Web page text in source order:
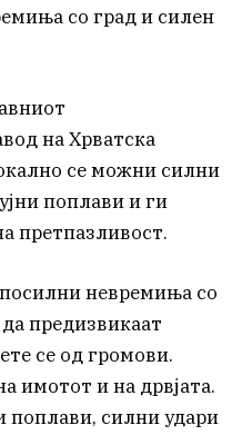
со град и силен
на Хрватска
се можни силни
поплави и ги
претпазливост.
невремиња со
предизвикаат
се од громови.
имотот и на дрвјата.
поплави, силни удари